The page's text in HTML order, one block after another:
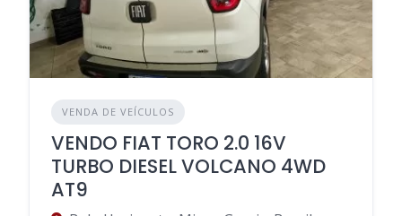
VENDA DE VEÍCULOS
VENDO FIAT TORO 2.0 16V
TURBO DIESEL VOLCANO 4WD
AT9